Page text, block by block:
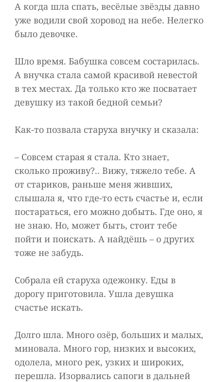
А когда шла спать, весёлые звёзды давно
уже водили свой хоровод на небе. Нелегко
было девочке.
Шло время. Бабушка совсем состарилась.
А внучка стала самой красивой невестой
в тех местах. Да только кто же посватает
девушку из такой бедной семьи?
Как-то позвала старуха внучку и сказала:
– Совсем старая я стала. Кто знает,
сколько проживу?.. Вижу, тяжело тебе. А
от стариков, раньше меня живших,
слышала я, что где-то есть счастье и, если
постараться, его можно добыть. Где оно, я
не знаю. Но, может быть, стоит тебе
пойти и поискать. А найдёшь – о других
тоже не забудь.
Собрала ей старуха одежонку. Еды в
дорогу приготовила. Ушла девушка
счастье искать.
Долго шла. Много озёр, больших и малых,
миновала. Много гор, низких и высоких,
одолела, много рек, узких и широких,
перешла. Изорвались сапоги в дальней